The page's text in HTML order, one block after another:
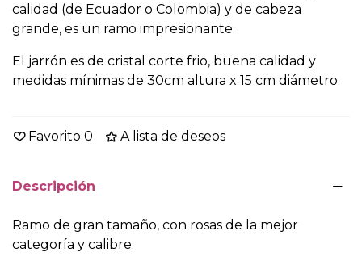
calidad (de Ecuador o Colombia) y de cabeza
grande, es un ramo impresionante.
El jarrón es de cristal corte frio, buena calidad y
medidas mínimas de 30cm altura x 15 cm diámetro.
Favorito 0 A lista de deseos
Descripción
Ramo de gran tamaño, con rosas de la mejor
categoría y calibre.